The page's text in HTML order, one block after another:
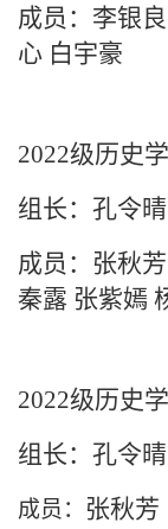
成员：李银
心 白宇豪
2022级历史
组长：孔令晴
成员：张秋
秦露 张紫嫣
2022级历史
组长：孔令晴
成员： 张秋芳